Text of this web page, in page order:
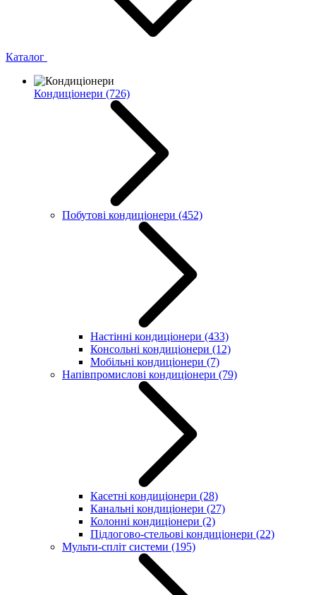
Каталог
Кондиціонери (726)
Побутові кондиціонери (452)
Настінні кондиціонери (433)
Консольні кондиціонери (12)
Мобільні кондиціонери (7)
Напівпромислові кондиціонери (79)
Касетні кондиціонери (28)
Канальні кондиціонери (27)
Колонні кондиціонери (2)
Підлогово-стельові кондиціонери (22)
Мульти-спліт системи (195)